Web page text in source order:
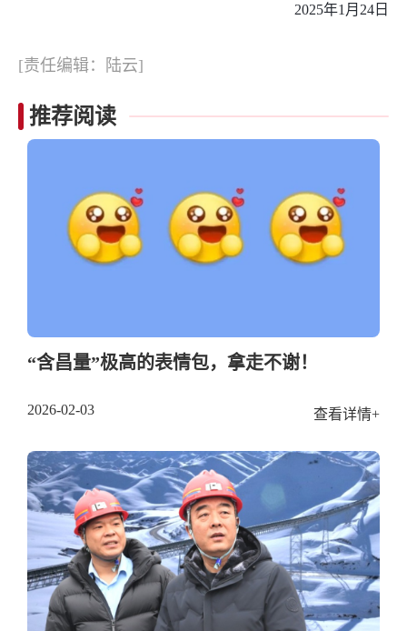
2025年1月24日
[责任编辑：陆云]
推荐阅读
“含昌量”极高的表情包，拿走不谢！
2026-02-03 查看详情+